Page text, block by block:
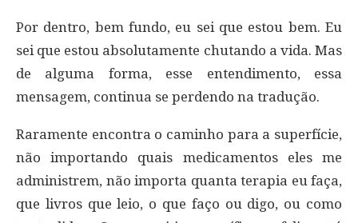
Por dentro, bem fundo, eu sei que estou bem. Eu
sei que estou absolutamente chutando a vida. Mas
de alguma forma, esse entendimento, essa
mensagem, continua se perdendo na tradução.
Raramente encontra o caminho para a superfície,
não importando quais medicamentos eles me
administrem, não importa quanta terapia eu faça,
que livros que leio, o que faço ou digo, ou como